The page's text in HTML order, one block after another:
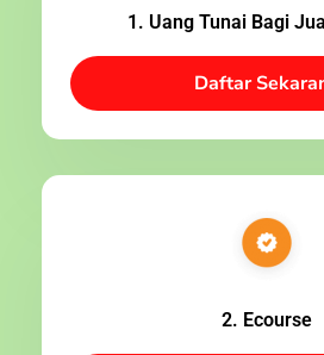
1. Uang Tunai Bagi
Daftar
2. Ecourse